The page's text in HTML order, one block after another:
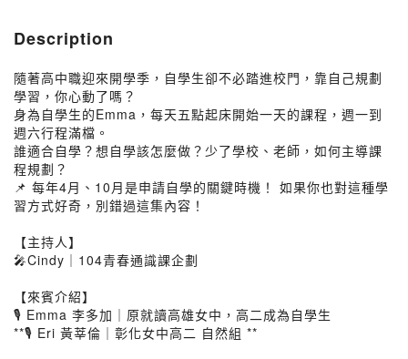
Description
隨著高中職迎來開學季，自學生卻不必踏進校門，靠自己規劃
學習，你心動了嗎？
身為自學生的Emma，每天五點起床開始一天的課程，週一到
週六行程滿檔。
誰適合自學？想自學該怎麼做？少了學校、老師，如何主導課
程規劃？
📌 每年4月、10月是申請自學的關鍵時機！ 如果你也對這種學
習方式好奇，別錯過這集內容！
【主持人】
🎤Cindy｜104青春通識課企劃
【來賓介紹】
🎙 Emma 李多加｜原就讀高雄女中，高二成為自學生
**🎙 Eri 黃莘倫｜彰化女中高二 自然組 **